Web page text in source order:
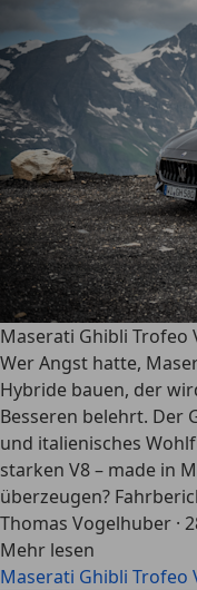
Maserati Ghibli Trofeo
Wer Angst hatte,
Hybride bauen, der
Besseren belehrt. Der
und italienisches
starken V8 – made in
überzeugen?
Thomas Vogelhuber ·
Mehr lesen
Maserati Ghibli Trofeo